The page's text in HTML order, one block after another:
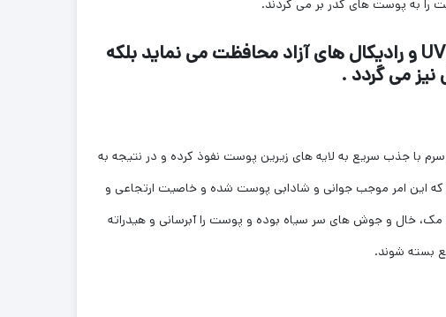
سرم ضد لک هیالورونیک اسید HKM كرپلاس نه تنها از پوست در برابر آسیب های ناشی از UV و رادیکال های آزاد محافظت می نماید بلکه
می گردد .
با جذب سریع به لایه های زیرین پوست نفوذ کرده و در نتیجه به
که این امر موجب جوانی و شادابی پوست شده و خاصیت ارتجاعی و
خال و جوش های سر سیاه بوده و پوست را آبرسانی و هیدراته
بسته شوند.